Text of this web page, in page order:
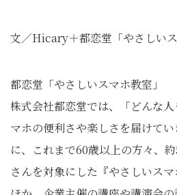
文／Hicary＋都恋堂「やさしいス
都恋堂「やさしいスマホ教室」
株式会社都恋堂では、「どんな
マホの便利さや楽しさを届けて
に、これまで60歳以上の方々、
さんを対象にした『やさしいス